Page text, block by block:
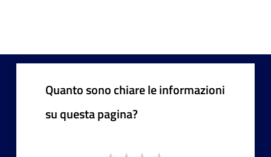
Quanto sono chiare le informazioni
su questa pagina?